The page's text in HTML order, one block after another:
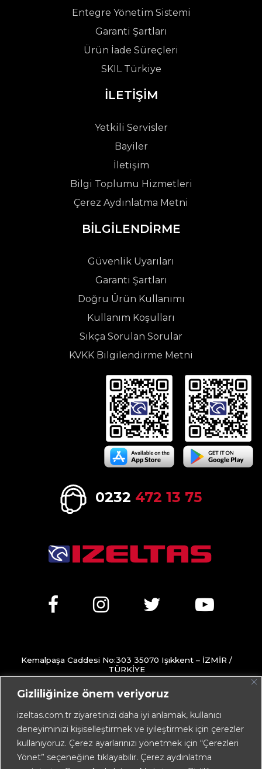
Gizliliğinize önem veriyoruz
izeltas.com.tr ziyaretinizi daha iyi anlamak, kullanıcı
deneyiminizi kişiselleştirmek ve iyileştirmek için çerezler
kullanıyoruz. Çerez ayarlarınızı yönetmek için “Çerezleri
Yönet” seçeneğine tıklayabilir. Çerez aydınlatma
Entegre Yönetim Sistemi
Garanti Şartları
Ürün İade Süreçleri
SKIL Türkiye
İLETİŞİM
Yetkili Servisler
Bayiler
İletişim
Bilgi Toplumu Hizmetleri
Çerez Aydınlatma Metni
BİLGİLENDİRME
Güvenlik Uyarıları
Garanti Şartları
Doğru Ürün Kullanımı
Kullanım Koşulları
Sıkça Sorulan Sorular
KVKK Bilgilendirme Metni
0232 472 13 75
Kemalpaşa Caddesi No:303 35070 Işıkkent – İZMİR /
TÜRKİYE
+90 232 472 13 75 (pbx)
+90 232 472 13 78
info@izeltas.com.tr